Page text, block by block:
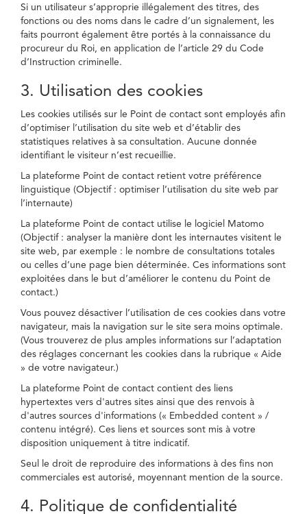
Si un utilisateur s’approprie illégalement des titres, des
fonctions ou des noms dans le cadre d’un signalement, les
faits pourront également être portés à la connaissance du
procureur du Roi, en application de l’article 29 du Code
d’Instruction criminelle.
3. Utilisation des cookies
Les cookies utilisés sur le Point de contact sont employés afin
d’optimiser l’utilisation du site web et d’établir des
statistiques relatives à sa consultation. Aucune donnée
identifiant le visiteur n’est recueillie.
La plateforme Point de contact retient votre préférence
linguistique (Objectif : optimiser l’utilisation du site web par
l’internaute)
La plateforme Point de contact utilise le logiciel Matomo
(Objectif : analyser la manière dont les internautes visitent le
site web, par exemple : le nombre de consultations totales
ou celles d’une page bien déterminée. Ces informations sont
exploitées dans le but d’améliorer le contenu du Point de
contact.)
Vous pouvez désactiver l’utilisation de ces cookies dans votre
navigateur, mais la navigation sur le site sera moins optimale.
(Vous trouverez de plus amples informations sur l’adaptation
des réglages concernant les cookies dans la rubrique « Aide
» de votre navigateur.)
La plateforme Point de contact contient des liens
hypertextes vers d'autres sites ainsi que des renvois à
d'autres sources d'informations (« Embedded content » /
contenu intégré). Ces liens et sources sont mis à votre
disposition uniquement à titre indicatif.
Seul le droit de reproduire des informations à des fins non
commerciales est autorisé, moyennant mention de la source.
4. Politique de confidentialité